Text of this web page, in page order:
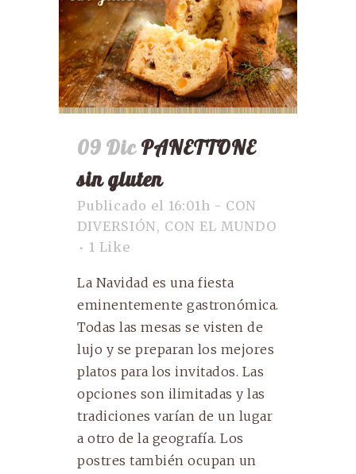
09 Dic PANETTONE
sin gluten
Publicado el 16:01h - CON
DIVERSIÓN, CON EL MUNDO
1 Like
La Navidad es una fiesta
eminentemente gastronómica.
Todas las mesas se visten de
lujo y se preparan los mejores
platos para los invitados. Las
opciones son ilimitadas y las
tradiciones varían de un lugar
a otro de la geografía. Los
postres también ocupan un